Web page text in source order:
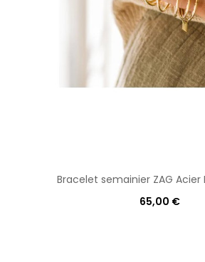
Bracelet semainier ZAG Acier
65,00 €